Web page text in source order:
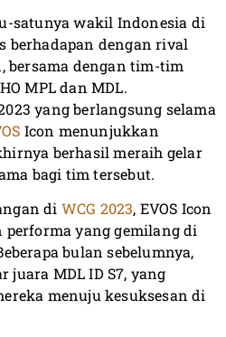
satunya wakil Indonesia di
berhadapan dengan rival
bersama dengan tim-tim
MPL dan MDL.
yang berlangsung selama
Icon menunjukkan
berhasil meraih gelar
bagi tim tersebut.
di WCG 2023, EVOS Icon
yang gemilang di
bulan sebelumnya,
MDL ID S7, yang
menuju kesuksesan di